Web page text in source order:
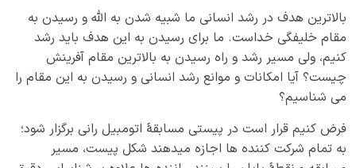
مفهوم حقیقی امام مبین چیست و چه ارتباطی با انسان و
هدف خلقت او دارد؟
مفهوم مرگ جاهلیت چیست و چه ارتباطی با شناخت امام
دارد؟
چه راه هایی برای شبیه شدن به خدا وجود دارد؛ چرا به
انسان کامل نیاز داریم؟
چه ارتباطی بین شناخت خدا و ائمه (علیهم السلام) وجود
بالاترین هدف در رشد انسانی ما شبیه شدن به الله و رسیدن به
مقام خلیفگی خداست. ما برای رسیدن به این هدف باید رشد
کنیم، ولی مسیر رشد و راه رسیدن به بالاترین مقام آفرینش
چیست؟ آیا امکانات و موانع رشد انسانی و رسیدن به این مقام را
می شناسیم؟
فرض کنیم قرار است در پیستی مسابقۀ اتومبیل رانی برگزار شود؛
به تمام شرکت کننده ها اجازه میدهند شکل پیست، مسیر